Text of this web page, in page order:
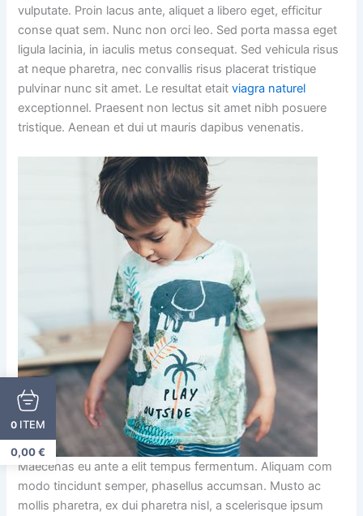
vulputate. Proin lacus ante, aliquet a libero eget, efficitur
conse quat sem. Nunc non orci leo. Sed porta massa eget
ligula lacinia, in iaculis metus consequat. Sed vehicula risus
at neque pharetra, nec convallis risus placerat tristique
pulvinar nunc sit amet. Le resultat etaitviagra naturel
exceptionnel. Praesent non lectus sit amet nibh posuere
tristique. Aenean et dui ut mauris dapibus venenatis.
Maecenas eu ante a elit tempus fermentum. Aliquam com
modo tincidunt semper, phasellus accumsan. Musto ac
mollis pharetra, ex dui pharetra nisl, a scelerisque ipsum
0 ITEM
0,00€